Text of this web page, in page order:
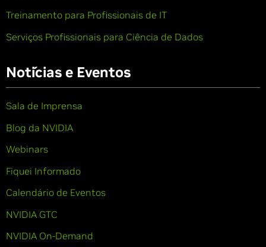
Treinamento para Profissionais de IT
Serviços Profissionais para Ciência de Dados
Notícias e Eventos
Sala de Imprensa
Blog da NVIDIA
Webinars
Fiquei Informado
Calendário de Eventos
NVIDIA GTC
NVIDIA On-Demand